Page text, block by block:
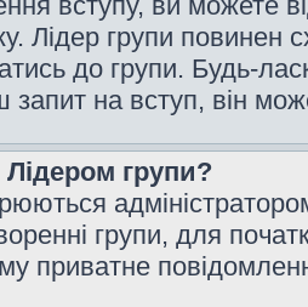
Лідер групи
до групи. Будь-
запит на вступ, він
Лідером групи?
групи, для
приватне